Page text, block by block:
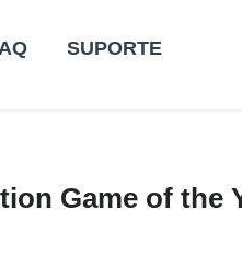
SUPORTE
Game of the